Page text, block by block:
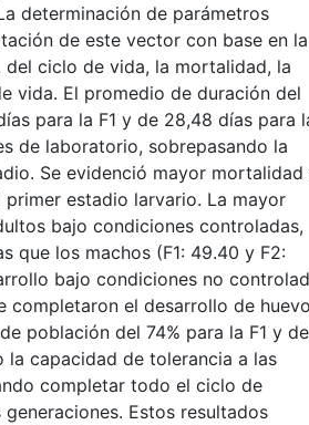
determinación de parámetros
de este vector con base en la
ciclo de vida, la mortalidad, la
vida. El promedio de duración del
para la F1 y de 28,48 días para
de laboratorio, sobrepasando la
Se evidenció mayor mortalidad
estadio larvario. La mayor
bajo condiciones controladas,
que los machos (F1: 49.40 y F2:
bajo condiciones no
completaron el desarrollo de
población del 74% para la F1 y de
la capacidad de tolerancia a las
completar todo el ciclo de
Estos resultados